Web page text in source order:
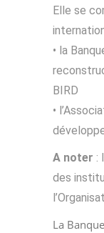
Elle se
• la
BIRD
•
A noter :
des
La